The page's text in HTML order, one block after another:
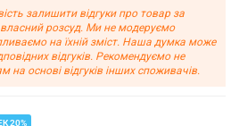
залишити відгуки про товар за
розсуд. Ми не модеруємо
на їхній зміст. Наша думка може
відгуків. Рекомендуємо не
на основі відгуків інших споживачів.
20%